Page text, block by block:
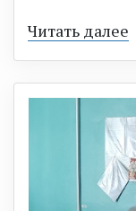
Читать далее